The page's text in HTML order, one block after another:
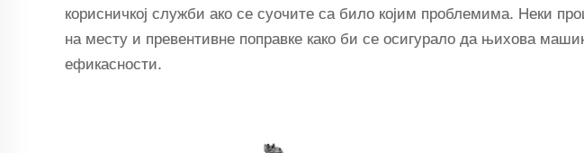
корисничкој служби ако се суочите са било којим проблемима. Неки
на месту и превентивне поправке како би се осигурало да њихова
ефикасности.